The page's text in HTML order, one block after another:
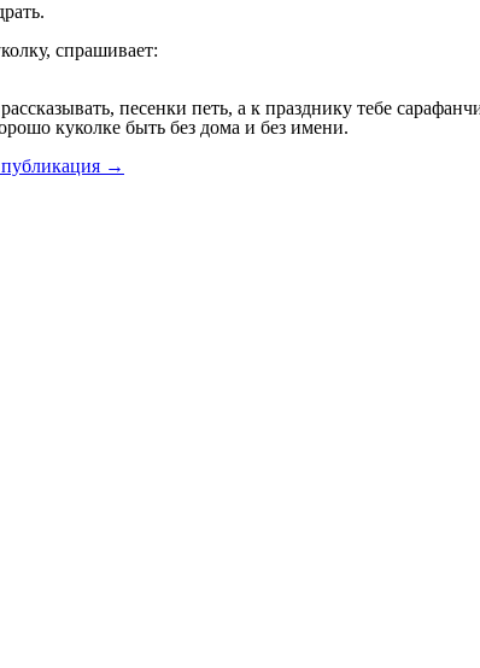
спрашивает:
песенки петь, а к празднику тебе
куколке быть без дома и без имени.
→